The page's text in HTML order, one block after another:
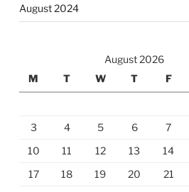
August 2024
August 2026
M
T W T F
3
4 5 6 7
10
11 12 13 14
17
18 19 20 21